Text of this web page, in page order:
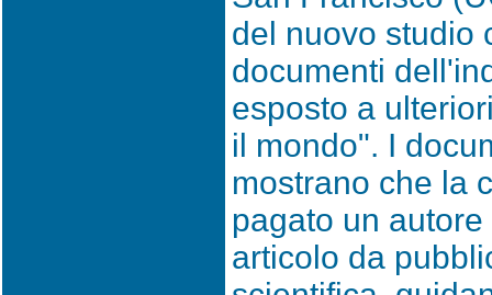
del nuovo studio
documenti
esposto a
il mondo". I
mostrano che la
pagato un
articolo da